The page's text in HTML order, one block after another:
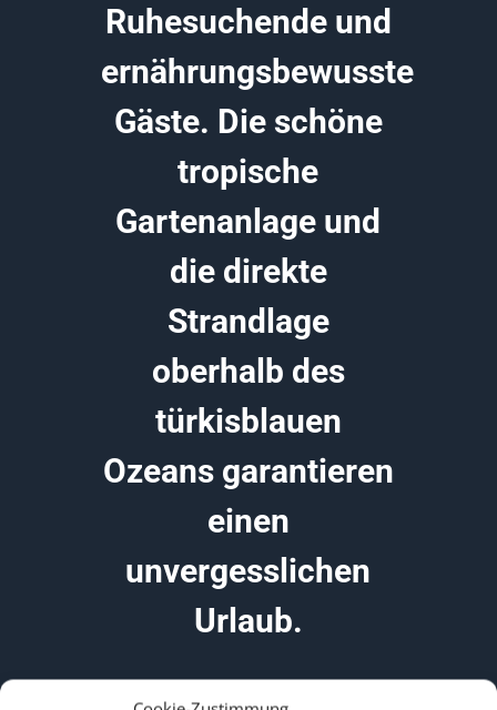
Ruhesuchende und
ernährungsbewusste
Gäste. Die schöne
tropische
Gartenanlage und
die direkte
Strandlage
oberhalb des
türkisblauen
Ozeans garantieren
einen
unvergesslichen
Urlaub.